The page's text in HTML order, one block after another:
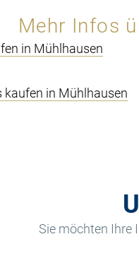
Mehr Infos
in Mühlhausen
kaufen in Mühlhausen
Sie möchten Ihre